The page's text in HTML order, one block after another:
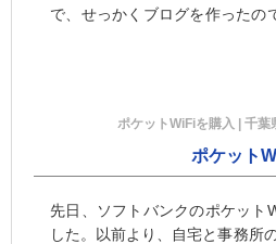
で、せっかくブログを作ったの
ポケットWiFiを購入 | 千
ポケット
先日、ソフトバンクのポケット
した。以前より、自宅と事務所